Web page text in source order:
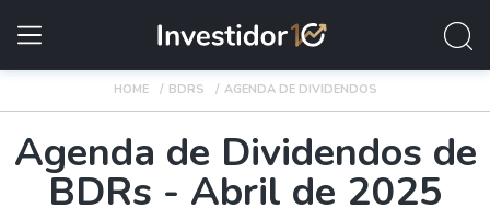
HOME BDRS AGENDA DE DIVIDENDOS
Agenda de Dividendos de
BDRs - Abril de 2025